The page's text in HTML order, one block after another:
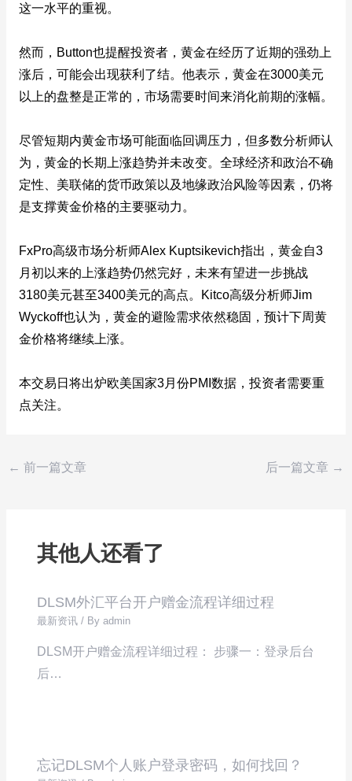
这一水平的重视。
然而，Button也提醒投资者，黄金在经历了近期的强劲上
涨后，可能会出现获利了结。他表示，黄金在3000美元
以上的盘整是正常的，市场需要时间来消化前期的涨幅。
尽管短期内黄金市场可能面临回调压力，但多数分析师认
为，黄金的长期上涨趋势并未改变。全球经济和政治不确
定性、美联储的货币政策以及地缘政治风险等因素，仍将
是支撑黄金价格的主要驱动力。
FxPro高级市场分析师Alex Kuptsikevich指出，黄金自3
月初以来的上涨趋势仍然完好，未来有望进一步挑战
3180美元甚至3400美元的高点。Kitco高级分析师Jim
Wyckoff也认为，黄金的避险需求依然稳固，预计下周黄
金价格将继续上涨。
本交易日将出炉欧美国家3月份PMI数据，投资者需要重
点关注。
← 前一篇文章 后一篇文章 →
其他人还看了
DLSM外汇平台开户赠金流程详细过程
最新资讯 / Byadmin
DLSM开户赠金流程详细过程： 步骤一：登录后台
后…
忘记DLSM个人账户登录密码，如何找回？